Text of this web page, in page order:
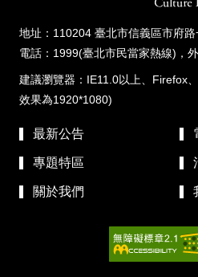
地址：110204 臺北市信義區市府
電話：1999(臺北市民當家熱線)，
建議瀏覽器：IE11.0以上、Firefox
效果為1920*1080)
最新公告
專題特區
關於我們